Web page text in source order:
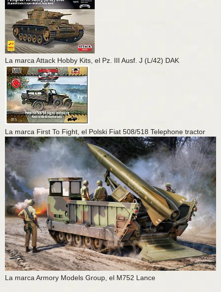
La marca Attack Hobby Kits, el Pz. III Ausf. J (L/42) DAK
La marca First To Fight, el Polski Fiat 508/518 Telephone tractor
La marca Armory Models Group, el M752 Lance